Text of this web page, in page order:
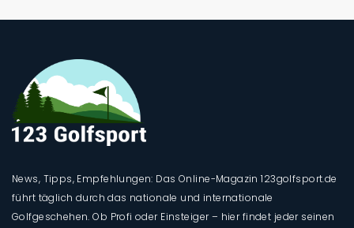
News, Tipps, Empfehlungen: Das Online-Magazin 123golfsport.de
führt täglich durch das nationale und internationale
Golfgeschehen. Ob Profi oder Einsteiger – hier findet jeder seinen